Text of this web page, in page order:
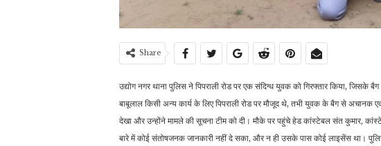
Share
उद्योग नगर थाना पुलिस ने पिपराली रोड पर एक संदिग्ध युवक को गिरफ्तार किया, जिसके
बाबूलाल किसी अन्य कार्य के लिए पिपराली रोड पर मौजूद थे, तभी युवक के बैग से अचानक
देखा और उन्होंने मामले की सूचना टीम को दी। मौके पर पहुंचे हेड कांस्टेबल संत कुमार,
बारे में कोई संतोषजनक जानकारी नहीं दे सका, और न ही उसके पास कोई लाइसेंस था।